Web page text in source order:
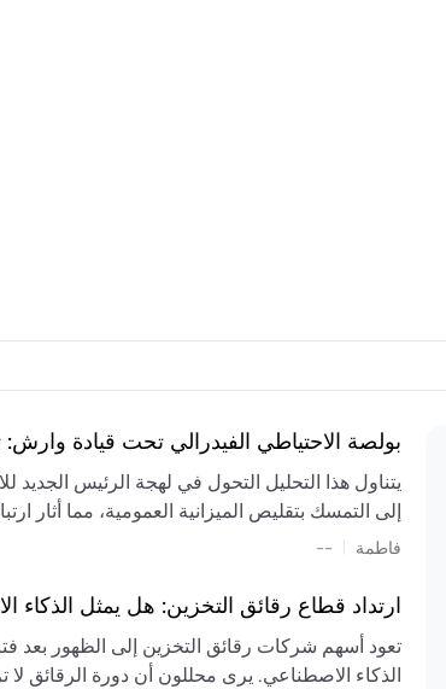
بولصة الاحتياطي الفيدرالي تحت قيادة
يتناول هذا التحليل التحول في لهجة الرئيس
إلى التمسك بتقليص الميزانية العمومية، مما أثار
المستمر، والعجز المالي الكبير، والتوترات
وتجنب التدابير الاستفزازية التي قد تزعزع استقرار
فاطمة --
ارتداد قطاع رقائق التخزين: هل يمثل الذكاء
تعود أسهم شركات رقائق التخزين إلى الظهور بعد
الذكاء الاصطناعي. يرى محللون أن دورة الرقائق لا